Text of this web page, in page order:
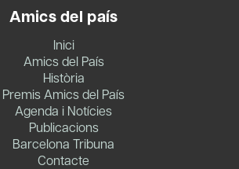
Amics del país
Inici
Amics del País
Història
Premis Amics del País
Agenda i Notícies
Publicacions
Barcelona Tribuna
Contacte